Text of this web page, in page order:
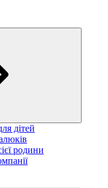
дітей
родини